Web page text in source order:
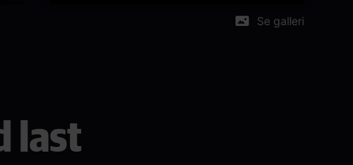
Se galleri
last